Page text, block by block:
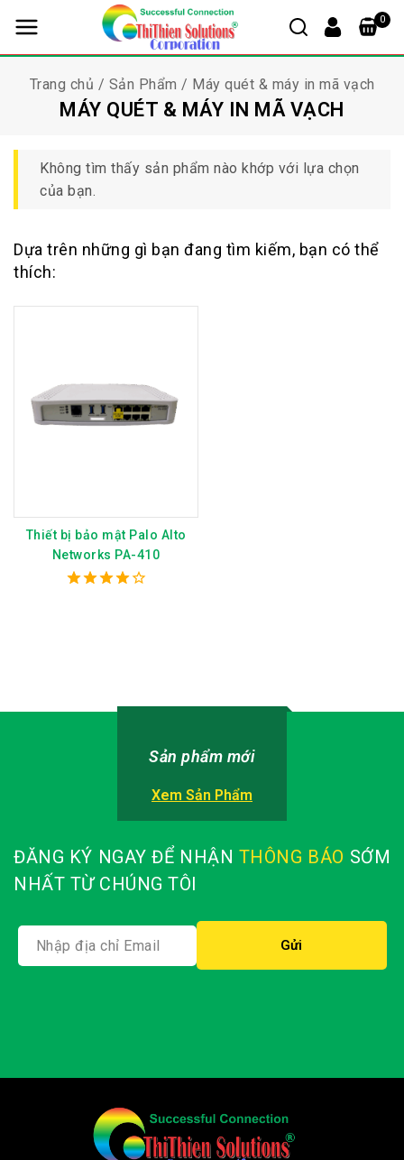
0
Trang chủ / Sản Phẩm / Máy quét & máy in mã vạch
MÁY QUÉT & MÁY IN MÃ VẠCH
Không tìm thấy sản phẩm nào khớp với lựa chọn
của bạn.
Dựa trên những gì bạn đang tìm kiếm, bạn có thể
thích:
Thiết bị bảo mật Palo Alto
Networks PA-410
Sản phẩm mới
Xem Sản Phẩm
ĐĂNG KÝ NGAY ĐỂ NHẬN THÔNG BÁO SỚM
NHẤT TỪ CHÚNG TÔI